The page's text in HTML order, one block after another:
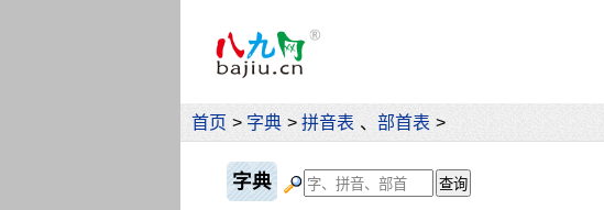
首页 > 字典 > 拼音表 、 部首表 >
字典